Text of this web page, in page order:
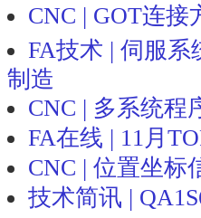
CNC | GOT连
FA技术 | 伺服
制造
CNC | 多系统程
FA在线 | 11月
CNC | 位置坐标
技术简讯 |